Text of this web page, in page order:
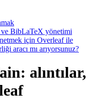
BibLaTeX yönetimi
için Overleaf ile
aracı mı arıyorsunuz?
alıntılar,